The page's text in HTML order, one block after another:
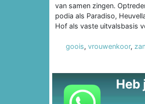
van samen zingen.
podia als Paradiso,
Hof als vaste uitvalsbasis
goois, vrouwenkoor,
Heb